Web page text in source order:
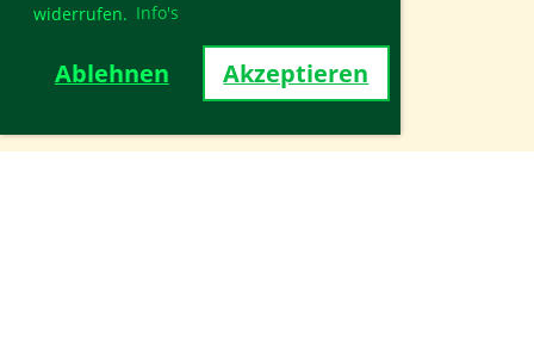
widerrufen. Info's
Ablehnen Akzeptieren